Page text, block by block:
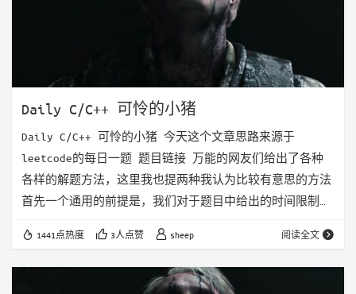
Daily C/C++ 可怜的小猪
Daily C/C++ 可怜的小猪 今天这个文章思路来源于
leetcode的每日一题 题目链接 万能的网友们给出了各种
各样的解题方法，这里我也提两种我认为比较有意思的方法
首先一个通用的前提是，我们对于题目中给出的时间限制，
们一共有stage轮操作的机会 这里，我们将bucket个桶分
成一个k维的超立方体，或者是一个k维的矩阵。他们的长度
都是stage + 1 因为每个小猪在每一轮都有可能死掉，所
1441点热度 3人点赞 sheep 阅读全文